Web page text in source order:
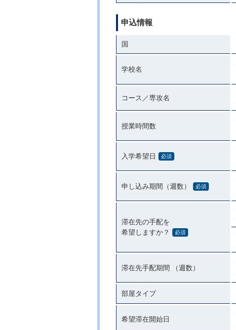
申込情報
国
学校名
コース／専攻名
授業時間数
入学希望日 必須
申し込み期間（週数） 必須
滞在先の手配を
希望しますか？
必須
滞在先手配期間 （週数）
部屋タイプ
希望滞在開始日